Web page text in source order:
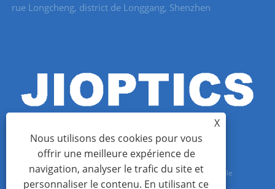
rue Longcheng, district de Longgang, Shenzhen
Copyright © 2022 Shenzhen Jioptics Technology Co., Ltd - Module
X
Nous utilisons des cookies pour vous
offrir une meilleure expérience de
navigation, analyser le trafic du site et
personnaliser le contenu. En utilisant ce